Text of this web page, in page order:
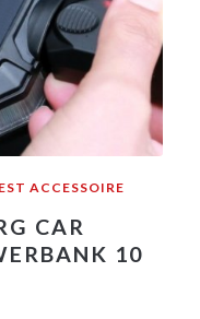
ACCESSOIRE
CAR
10